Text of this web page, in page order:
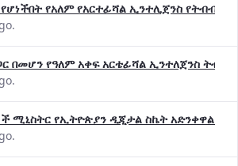
የአለም የአርተፊሻል ኢንተሊጀንስ የትብብር
በመሆን የዓለም አቀፍ አርቴፊሻል ኢንተለጀንስ
ሚኒስትር የኢትዮጵያን ዲጂታል ስኬት አድንቀዋል